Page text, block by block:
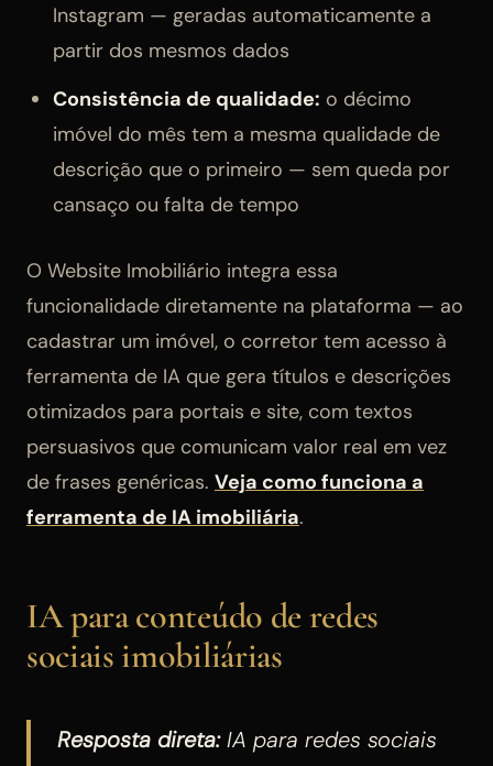
Instagram — geradas automaticamente a
partir dos mesmos dados
Consistência de qualidade: o décimo
imóvel do mês tem a mesma qualidade de
descrição que o primeiro — sem queda por
cansaço ou falta de tempo
O Website Imobiliário integra essa
funcionalidade diretamente na plataforma — ao
cadastrar um imóvel, o corretor tem acesso à
ferramenta de IA que gera títulos e descrições
otimizados para portais e site, com textos
persuasivos que comunicam valor real em vez
de frases genéricas. Veja como funciona a
ferramenta de IA imobiliária.
IA para conteúdo de redes
sociais imobiliárias
Resposta direta:IA para redes sociais